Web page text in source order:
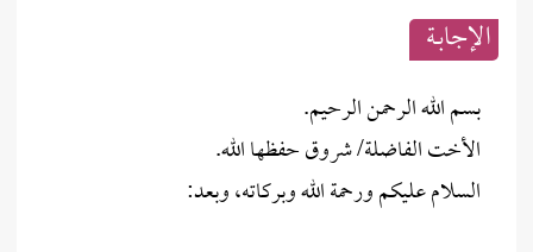
الإجابــة
بسم الله الرحمن الرحيم.
الأخت الفاضلة/ شروق حفظها الله.
السلام عليكم ورحمة الله وبركاته، وبعد: